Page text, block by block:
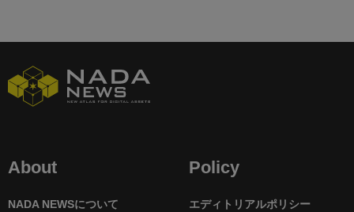
About
NADA NEWSについて
Policy
エディトリアルポリシー